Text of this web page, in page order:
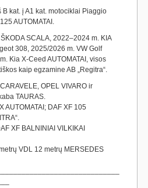
kat. į A1 kat. motociklai Piaggio
AUTOMATAI.
SCALA, 2022–2024 m. KIA
308, 2025/2026 m. VW Golf
Kia X-Ceed AUTOMATAI, visos
kaip egzamine AB „Regitra“.
OPEL VIVARO ir
TAURAS.
AUTOMATAI; DAF XF 105
XF BALNINIAI VILKIKAI
VDL 12 metrų MERSEDES